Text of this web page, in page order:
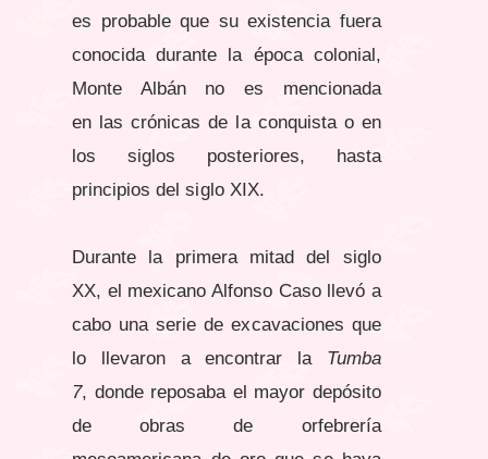
es probable que su existencia fuera
conocida durante la época colonial,
Monte Albán no es mencionada
en las crónicas de la conquista o en
los siglos posteriores, hasta
principios del siglo XIX.
Durante la primera mitad del siglo
XX, el mexicano Alfonso Caso llevó a
cabo una serie de excavaciones que
lo llevaron a encontrar la Tumba
7, donde reposaba el mayor depósito
de obras de orfebrería